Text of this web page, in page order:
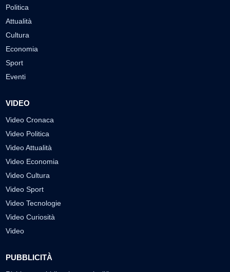
Politica
Attualità
Cultura
Economia
Sport
Eventi
VIDEO
Video Cronaca
Video Politica
Video Attualità
Video Economia
Video Cultura
Video Sport
Video Tecnologie
Video Curiosità
Video
PUBBLICITÀ